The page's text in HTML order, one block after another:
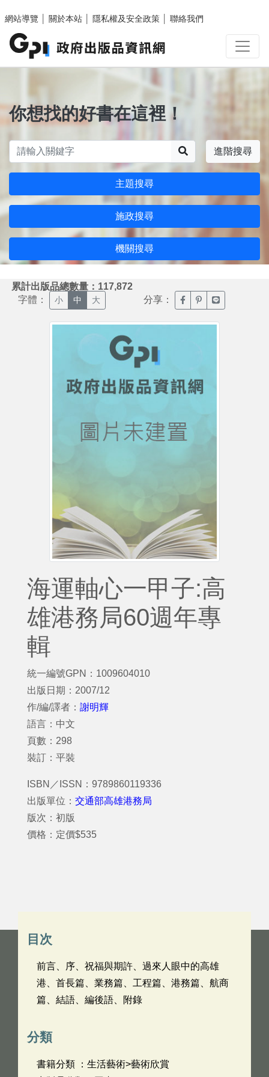
網站導覽
關於本站 隱私權及安全政策 聯絡我們
你想找的好書在這裡！
進階搜尋
主題搜尋
施政搜尋
機關搜尋
累計出版品總數量：117,872
字體： 小 中 大 分享： 臉書分享(另開新視窗)
噗浪分享(另開新
Line分享(另
海運軸心一甲子:高
雄港務局60週年專
輯
統一編號GPN：1009604010
出版日期：2007/12
作/編/譯者： 謝明輝
語言：中文
頁數：298
裝訂：平裝
ISBN／ISSN：9789860119336
出版單位： 交通部高雄港務局
版次：初版
價格：定價$535
目次
前言、序、祝福與期許、過來人眼中的高雄
港、首長篇、業務篇、工程篇、港務篇、航商
篇、結語、編後語、附錄
分類
書籍分類 ：生活藝術>藝術欣賞